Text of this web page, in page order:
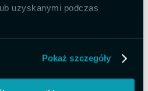
uzyskanymi podczas
Pokaż szczegóły
dokumentów. Biura
korzystających
księgowym przepływają
księgowych –